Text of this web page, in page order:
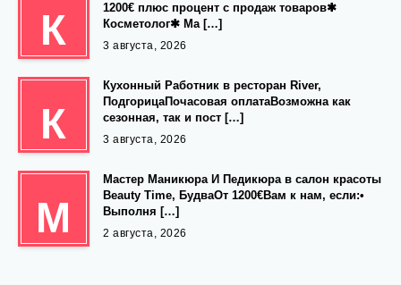
К
1200€ плюс процент с продаж товаров✱
Косметолог✱ Ма […]
3 августа, 2026
К
Кухонный Работник в ресторан River,
ПодгорицаПочасовая оплатаВозможна как
сезонная, так и пост […]
3 августа, 2026
М
Мастер Маникюра И Педикюра в салон красоты
Beauty Time, БудваОт 1200€Вам к нам, если:•
Выполня […]
2 августа, 2026